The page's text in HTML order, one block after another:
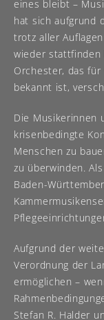
eines bleibt –
hat sich aufgrund
trotz aller
wieder stattfinden
Orchester, das
bekannt ist,
Die Musikerinnen
krisenbedingte
Menschen zu
zu überwinden.
Baden-
Aufgrund der
Verordnung der
ermöglichen –
Stefan R. Halder